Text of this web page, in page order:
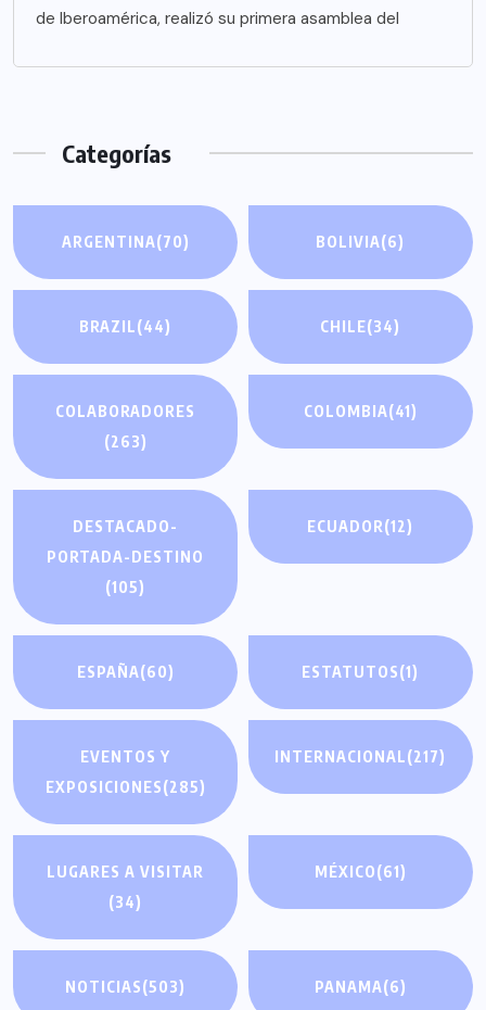
de Iberoamérica, realizó su primera asamblea del
Categorías
ARGENTINA(70) BOLIVIA(6)
BRAZIL(44) CHILE(34)
COLABORADORES
(263)
COLOMBIA(41)
DESTACADO-
PORTADA-DESTINO
(105)
ECUADOR(12)
ESPAÑA(60) ESTATUTOS(1)
EVENTOS Y
EXPOSICIONES(285)
INTERNACIONAL(217)
LUGARES A VISITAR
(34)
MÉXICO(61)
NOTICIAS(503) PANAMA(6)